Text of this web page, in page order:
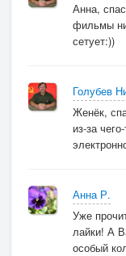
Анна,
фильмы
сетует:))
Голубев
Женёк,
из-за
Анна Р.
Уже
лайки! А
особый